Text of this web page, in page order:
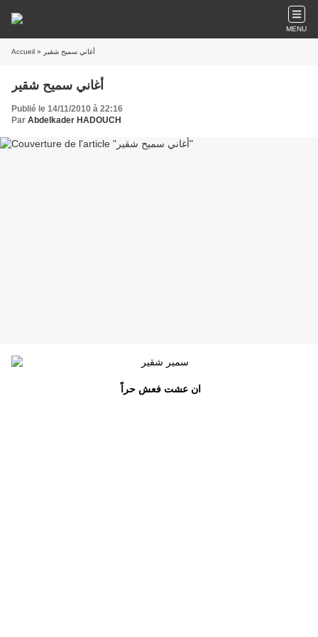
MENU
Accueil » أغاني سميح شقير
أغاني سميح شقير
Publié le 14/11/2010 à 22:16
Par Abdelkader HADOUCH
ان عشت فعش حراً